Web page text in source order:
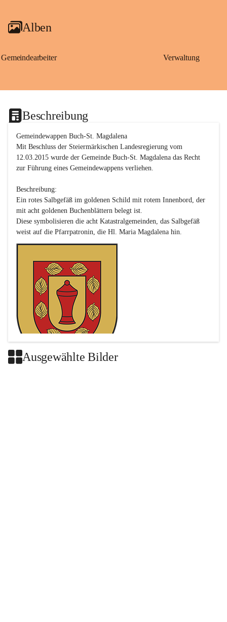
Alben
Gemeindearbeiter Verwaltung
Beschreibung
Gemeindewappen Buch-St. Magdalena
Mit Beschluss der Steiermärkischen Landesregierung vom
12.03.2015 wurde der Gemeinde Buch-St. Magdalena das Recht
zur Führung eines Gemeindewappens verliehen.
Beschreibung:
Ein rotes Salbgefäß im goldenen Schild mit rotem Innenbord, der
mit acht goldenen Buchenblättern belegt ist.
Diese symbolisieren die acht Katastralgemeinden, das Salbgefäß
Ausgewählte Bilder